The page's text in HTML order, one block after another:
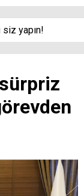
siz yapın!